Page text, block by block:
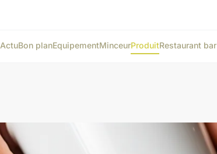
ActuBon planEquipementMinceurProduitRestaurant bar